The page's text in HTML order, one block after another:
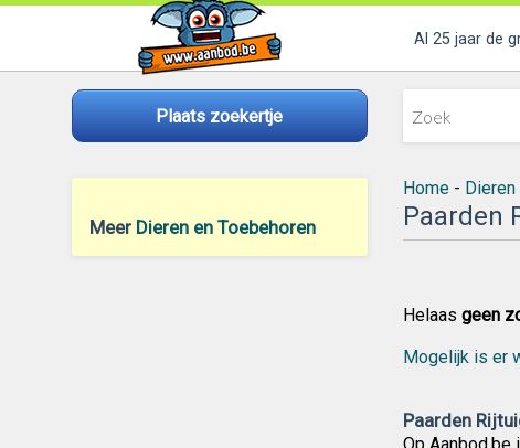
Al 25 jaar de
Plaats zoekertje
Meer Dieren en Toebehoren
Home- Dieren
Paarden
Helaas geen
Mogelijk is er
Paarden